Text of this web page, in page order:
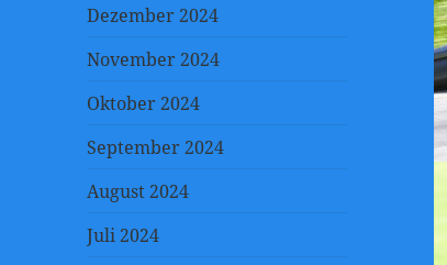
Dezember 2024
November 2024
Oktober 2024
September 2024
August 2024
Juli 2024